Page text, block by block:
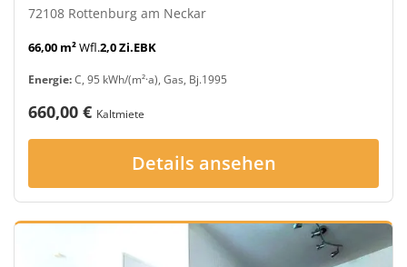
72108 Rottenburg am Neckar
66,00 m²Wfl.2,0 Zi.EBK
Energie:C, 95 kWh/(m²·a), Gas, Bj.1995
660,00 € Kaltmiete
Details ansehen